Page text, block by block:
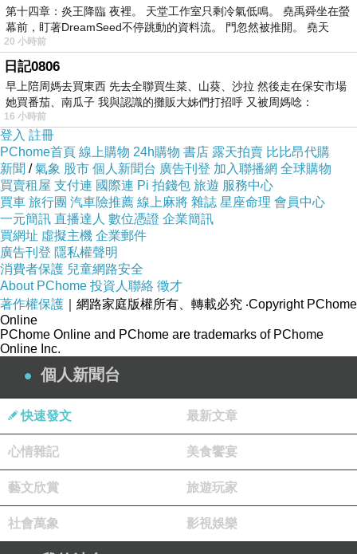
說完，就突然不自主地悲從中來，一直
大哭到不行，幾乎不能唸經。我真的哭
了好久好久，哭得一把鼻涕、一把眼
淚，可說是泣不成聲，停在開經偈那裡
許久，都唸不下去。請示後確定是因為
我的靈回想到前二世的悲痛情節，最後
選擇自殺，自殺後又接受地獄各種刑罰
而難過不已。
其實我昨天唸經時已有猜到為何哭成這
樣，我的靈當時讓我說出：「我好苦
啊！」我則不停在心裡對我的靈說：
「祢哭什麼？祢哪裡苦？祢會比當時被
祢傷害、殺害的那些無辜人民還苦嗎？
衪們才是受害者，祢是自作自受，還敢
在那裡哭！」然後我唸《藥師經》時就
不太哭了，只要想哭時，我就叫我的靈
好好反省。
第十四章：炎王降臨 夜裡。 天堂工作室只剩冷氣低鳴。 堯禹舜坐在螢
幕前，盯著DreamSeed不停跳動的資料流。 門忽然被推開。 堯天
20 小時前
日記0806
早上陪周媽去買東西 先去全聯買生菜、山葵、沙拉 然後走在保安市場
她買番茄、南瓜子 我與認識的攤販大姊們打招呼 又被周媽唸：
16 小時前
登入 註冊
PChome首頁 線上購物 24h購物 書店 露天拍賣 比比昂代購
新聞 /氣象 股市 個人新聞台 廣告刊登 加入聯播網 全球購物
買賣租屋 支付連 國際連 Pi 拍錢包 旅遊 服務中心
買車 旅行團 汽車險推薦 線上麻將 雜誌 星座命理 會員中心
一元簡訊 直播達人 數位憑證 企業簡訊
買網址 虛擬主機 企業郵件
廣告刊登 隱私權聲明
消費者保護 兒童網路安全
About PChome 投資人聯絡 徵才
著作權保護 ｜網路家庭版權所有、轉載必究 ‧Copyright PChome
Online
PChome Online and PChome are trademarks of PChome
Online Inc.
個人新聞台
快速發文 最新文章
心情雜記 美食饗宴
藝文欣賞 旅遊玩家
社會萬象 影視娛樂